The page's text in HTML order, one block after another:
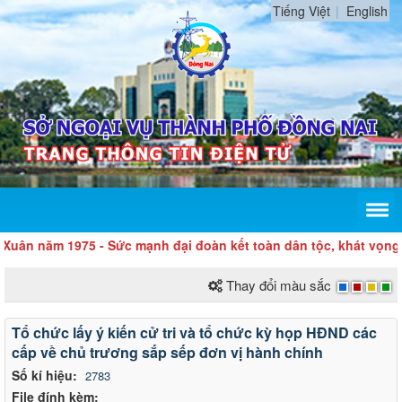
Tiếng Việt English
năm 1975 - Sức mạnh đại đoàn kết toàn dân tộc, khát
Thay đổi màu sắc
Lấy
ý
kiến
Số kí hiệu: 2783
Tổ chức lấy ý kiến cử tri và tổ chức kỳ họp HĐND các
cấp về chủ trương sắp sếp đơn vị hành chính
File đính kèm: